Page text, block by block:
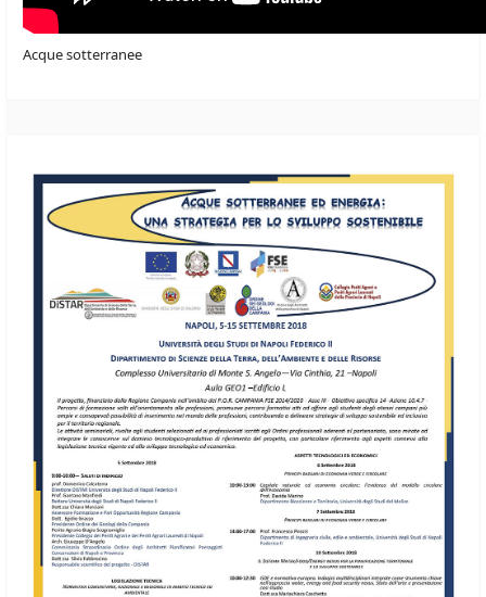
Acque sotterranee